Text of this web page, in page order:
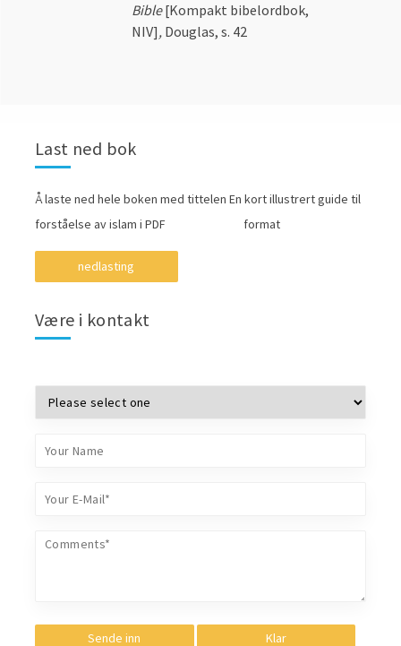
Bible[Kompakt bibelordbok,
NIV], Douglas, s. 42
Last ned bok
Å laste ned hele boken med tittelen En kort illustrert guide til
forståelse av islam i PDF format
nedlasting
Være i kontakt
Sende inn Klar